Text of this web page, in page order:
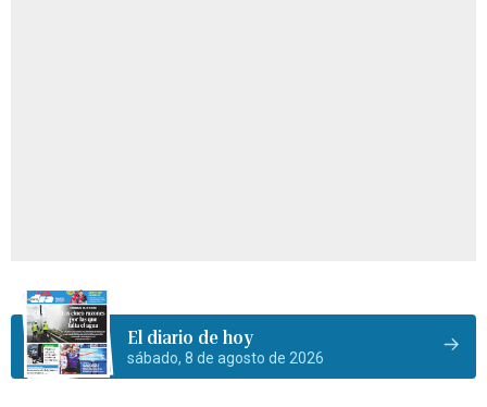
El diario de hoy
sábado, 8 de agosto de 2026